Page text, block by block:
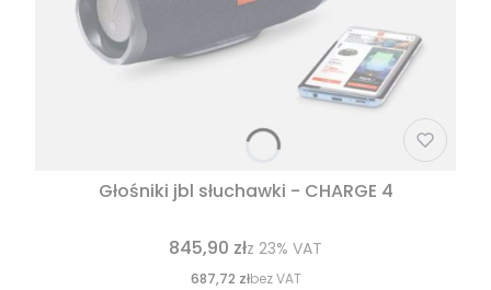
Głośniki jbl słuchawki - CHARGE 4
845,90 złz 23% VAT
687,72 złbez VAT